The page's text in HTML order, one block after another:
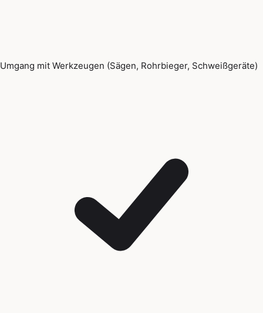
Umgang mit Werkzeugen (Sägen, Rohrbieger, Schweißgeräte)